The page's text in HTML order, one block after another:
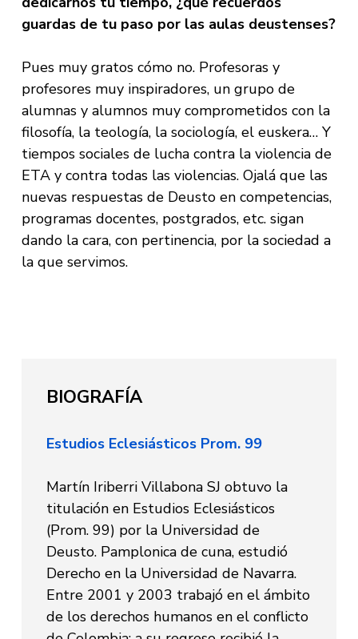
guardas de tu paso por las aulas deustenses?
Pues muy gratos cómo no. Profesoras y
profesores muy inspiradores, un grupo de
alumnas y alumnos muy comprometidos con la
filosofía, la teología, la sociología, el euskera… Y
tiempos sociales de lucha contra la violencia de
ETA y contra todas las violencias. Ojalá que las
nuevas respuestas de Deusto en competencias,
programas docentes, postgrados, etc. sigan
dando la cara, con pertinencia, por la sociedad a
la que servimos.
BIOGRAFÍA
Estudios Eclesiásticos Prom. 99
Martín Iriberri Villabona SJ obtuvo la
titulación en Estudios Eclesiásticos
(Prom. 99) por la Universidad de
Deusto. Pamplonica de cuna, estudió
Derecho en la Universidad de Navarra.
Entre 2001 y 2003 trabajó en el ámbito
de los derechos humanos en el conflicto